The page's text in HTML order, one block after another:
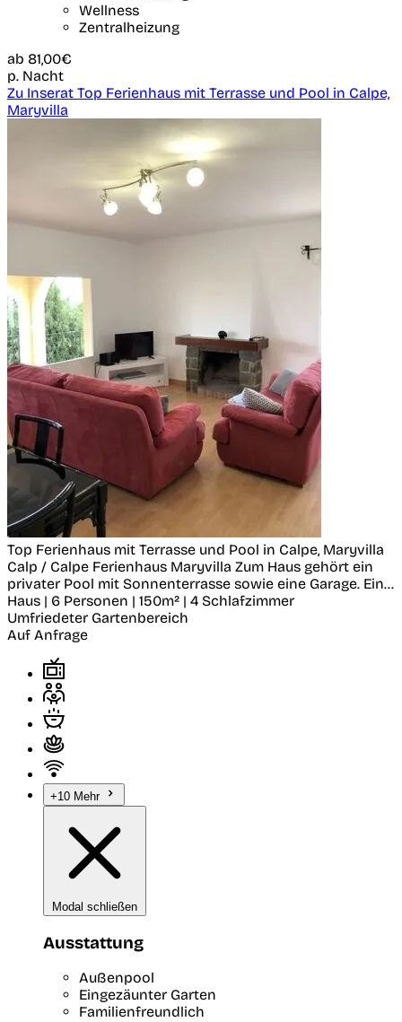
Wellness
Zentralheizung
ab 81,00€
p. Nacht
Zu Inserat Top Ferienhaus mit Terrasse und Pool in Calpe,
Maryvilla
Top Ferienhaus mit Terrasse und Pool in Calpe, Maryvilla
Calp / Calpe Ferienhaus Maryvilla Zum Haus gehört ein
privater Pool mit Sonnenterrasse sowie eine Garage. Ein...
Haus | 6 Personen | 150m² | 4 Schlafzimmer
Umfriedeter Gartenbereich
Auf Anfrage
+10 Mehr
Modal schließen
Ausstattung
Außenpool
Eingezäunter Garten
Familienfreundlich